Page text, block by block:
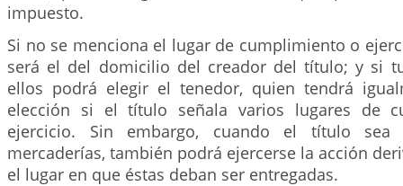
impuesto.
Si no se menciona el lugar de cumplimiento o
será el del domicilio del creador del título; y si
ellos podrá elegir el tenedor, quien tendrá
elección si el título señala varios lugares de
ejercicio. Sin embargo, cuando el título sea
mercaderías, también podrá ejercerse la acción
el lugar en que éstas deban ser entregadas.